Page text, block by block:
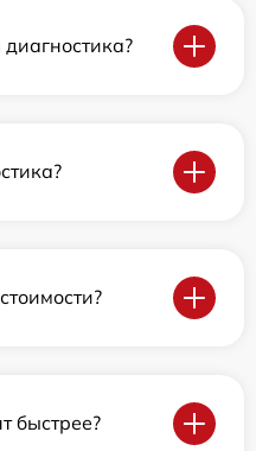
диагностика?
быстрее?